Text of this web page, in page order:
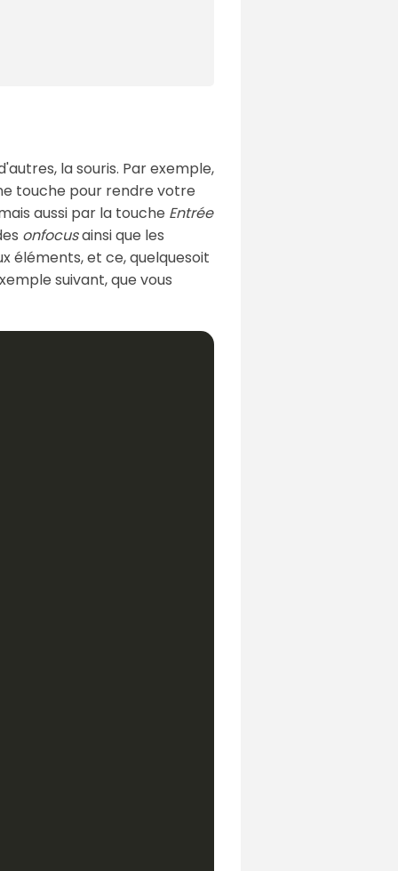
la souris. Par exemple,
touche pour rendre votre
aussi par la touche Entrée
onfocusainsi que les
éléments, et ce, quelquesoit
suivant, que vous